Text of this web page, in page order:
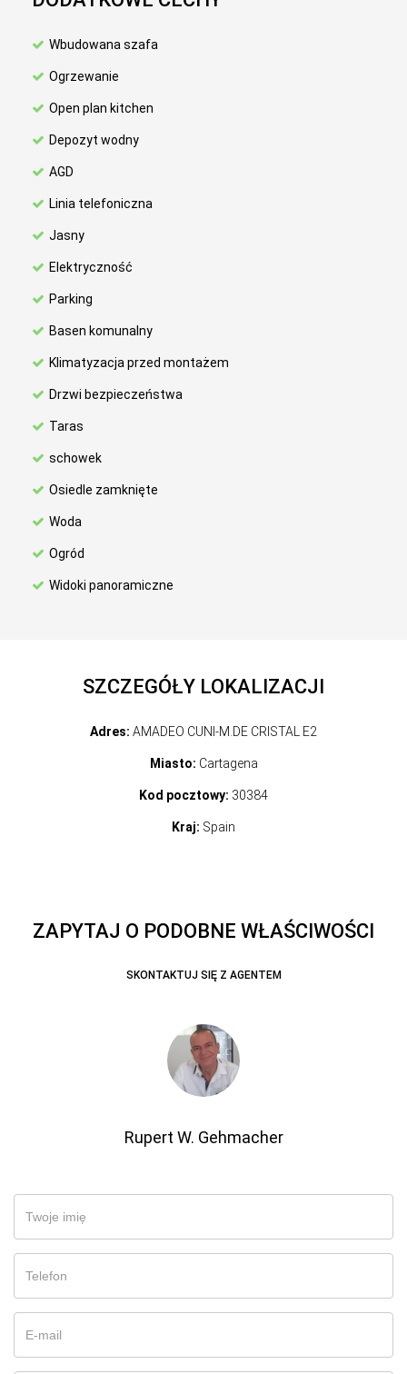
Wbudowana szafa
Ogrzewanie
Open plan kitchen
Depozyt wodny
AGD
Linia telefoniczna
Jasny
Elektryczność
Parking
Basen komunalny
Klimatyzacja przed montażem
Drzwi bezpieczeństwa
Taras
schowek
Osiedle zamknięte
Woda
Ogród
Widoki panoramiczne
SZCZEGÓŁY LOKALIZACJI
Adres: AMADEO CUNI-M.DE CRISTAL E2
Miasto: Cartagena
Kod pocztowy: 30384
Kraj: Spain
ZAPYTAJ O PODOBNE WŁAŚCIWOŚCI
SKONTAKTUJ SIĘ Z AGENTEM
Rupert W. Gehmacher